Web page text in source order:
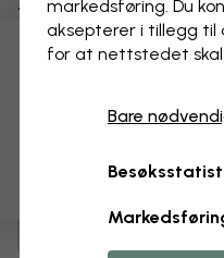
Toscana ved
Ferdig montert og
Matt overflate
markedsføring. Du
aksepterer i tillegg til
for at nettstedet
Bare